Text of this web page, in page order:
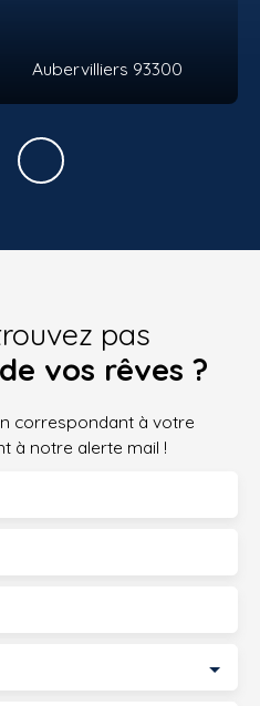
Aubervilliers 93300
pas
vos rêves ?
correspondant à votre
à notre alerte mail !